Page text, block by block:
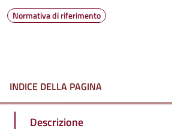
Normativa di riferimento
INDICE DELLA PAGINA
Descrizione